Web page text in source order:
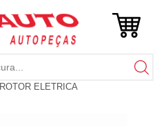
ROTOR ELETRICA